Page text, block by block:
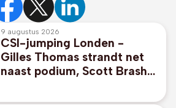
9 augustus 2026
CSI-jumping Londen -
Gilles Thomas strandt net
naast podium, Scott Brash